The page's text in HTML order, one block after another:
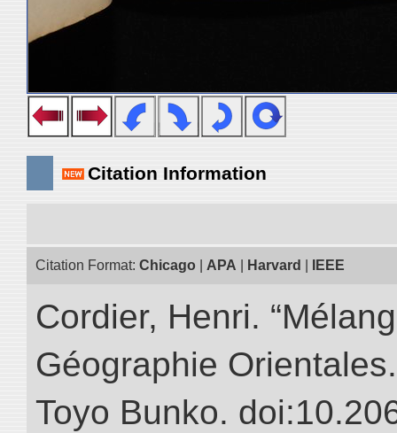
Citation Information
Citation Format: Chicago APA Harvard IEEE
Cordier, Henri.
Géographie
Toyo Bunko.